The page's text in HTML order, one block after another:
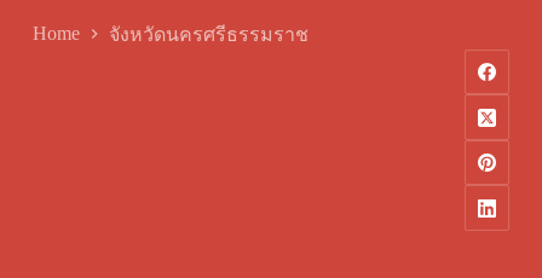
Home จังหวัดนครศรีธรรมราช